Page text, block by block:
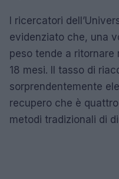
I ricercatori
evidenziato che, una
peso tende a ritornare
18 mesi. Il tasso di
sorprendentemente
recupero che è
metodi tradizionali di